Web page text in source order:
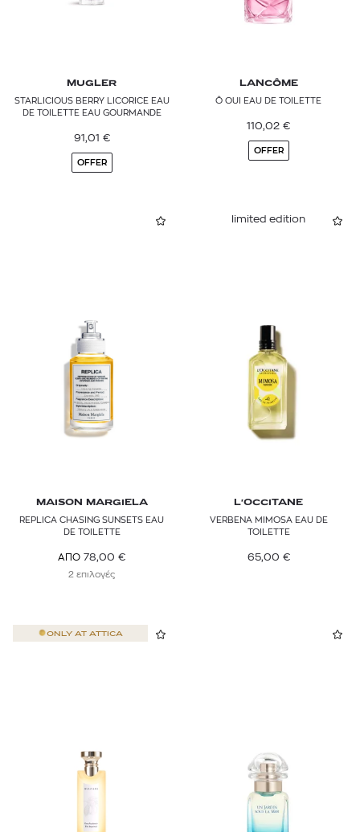
MUGLER
STARLICIOUS BERRY LICORICE EAU
DE TOILETTE EAU GOURMANDE
91,01 €
OFFER
LANCÔME
Ô OUI EAU DE TOILETTE
110,02 €
OFFER
MAISON MARGIELA
REPLICA CHASING SUNSETS EAU
DE TOILETTE
ΑΠΟ 78,00 €
2 επιλογές
limited edition
L'OCCITANE
VERBENA MIMOSA EAU DE
TOILETTE
65,00 €
ONLY AT ATTICA